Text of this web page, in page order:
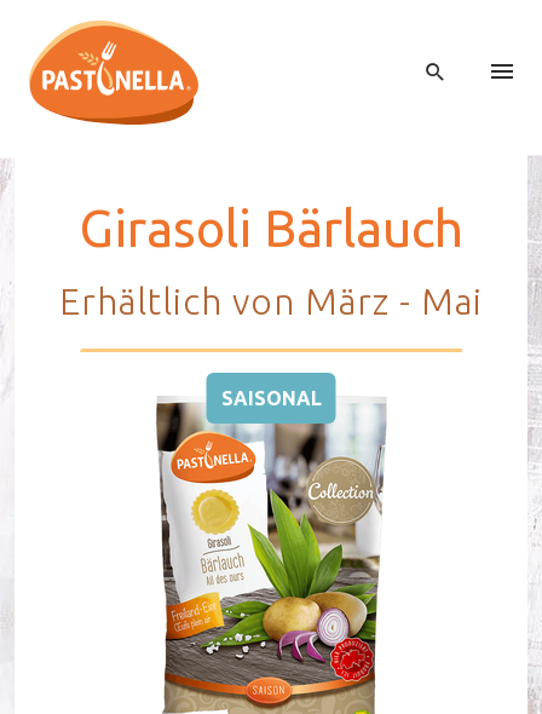
Unternehmen
Gi­ra­so­li Bär­lauch
Erhältlich von März - Mai
SAISONAL